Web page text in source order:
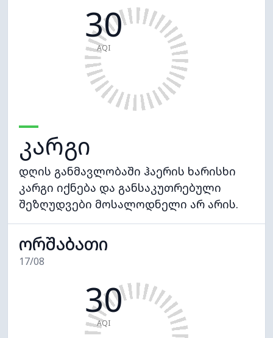
30
AQI
კარგი
დღის განმავლობაში ჰაერის ხარისხი
კარგი იქნება და განსაკუთრებული
შეზღუდვები მოსალოდნელი არ არის.
ორშაბათი
17/08
30
AQI